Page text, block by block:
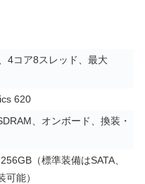
4コア8スレッド、最大
620
、オンボード、換装・
（標準装備はSATA、
可能）